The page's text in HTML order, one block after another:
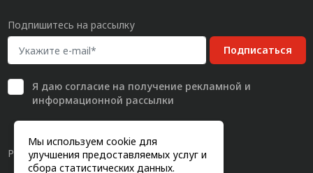
Мы используем cookie для
улучшения предоставляемых услуг и
сбора статистических данных.
Подпишитесь на рассылку
Подписаться
Я даю согласиена получение рекламной и
информационной рассылки
Разработка сайта